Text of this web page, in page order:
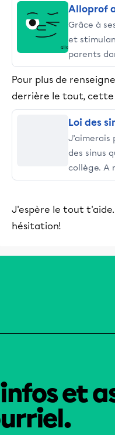
Alloprof
Grâce à
et
parents
Pour plus de
derrière le tout,
Loi des
des sinus
collège. A
la
J'espère le tout t'aide.
hésitation!
et